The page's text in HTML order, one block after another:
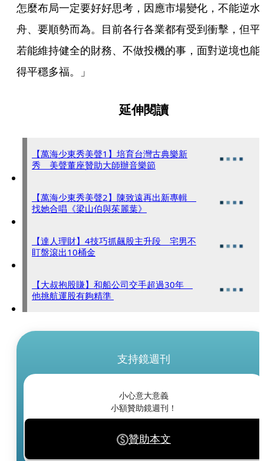
怎麼布局一定要好好思考，因應市場變化，不能逆水
舟、要順勢而為。目前各行各業都有受到衝擊，但平
若能維持健全的財務、不做投機的事，面對逆境也能
得平穩多福。」
延伸閱讀
【萬海少東秀美聲1】培育台灣古典樂新
秀 美聲董座贊助大師辦音樂節
【萬海少東秀美聲2】陳致遠再出新專輯
找她合唱《梁山伯與茱麗葉》
【達人理財】4技巧抓飆股主升段 宅男不
盯盤滾出10桶金
【大叔抱股賺】和船公司交手超過30年
他挑航運股有夠精準
支持鏡週刊
小心意大意義
小額贊助鏡週刊！
贊助本文